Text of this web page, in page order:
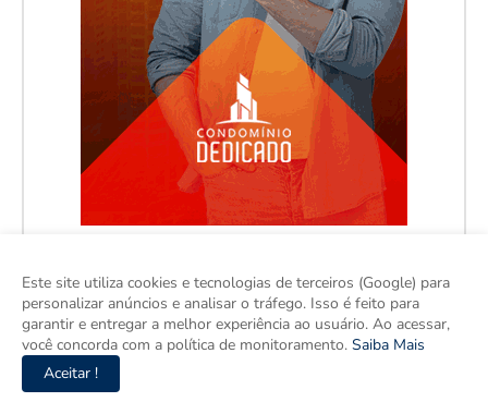
Este site utiliza cookies e tecnologias de terceiros (Google) para
personalizar anúncios e analisar o tráfego. Isso é feito para
garantir e entregar a melhor experiência ao usuário. Ao acessar,
você concorda com a política de monitoramento. Saiba Mais
Aceitar !